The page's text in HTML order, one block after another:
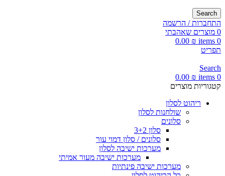
Search
התחברות / הרשמה
0 מוצרים שאהבתי
0
items
0.00 ₪
תפריט
Search
0
items
0.00 ₪
קטגוריות מוצרים
ריהוט לסלון
שולחנות לסלון
סלונים
סלון 3+2
סלונים / סלון דמוי עור
מערכות ישיבה לסלון
מערכות ישיבה מעור אמיתי
מערכות ישיבה פינתיות